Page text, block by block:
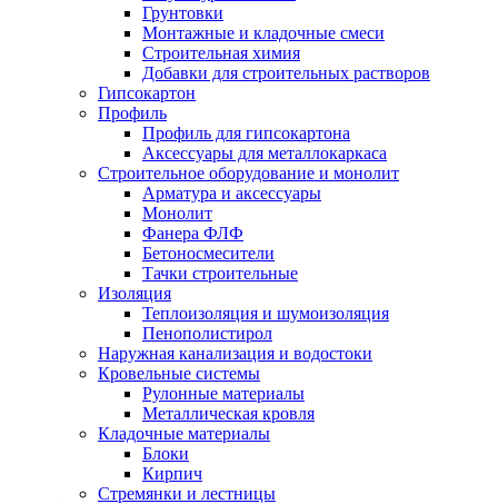
Грунтовки
Монтажные и кладочные смеси
Строительная химия
Добавки для строительных растворов
Гипсокартон
Профиль
Профиль для гипсокартона
Аксессуары для металлокаркаса
Строительное оборудование и монолит
Арматура и аксессуары
Монолит
Фанера ФЛФ
Бетоносмесители
Тачки строительные
Изоляция
Теплоизоляция и шумоизоляция
Пенополистирол
Наружная канализация и водостоки
Кровельные системы
Рулонные материалы
Металлическая кровля
Кладочные материалы
Блоки
Кирпич
Стремянки и лестницы